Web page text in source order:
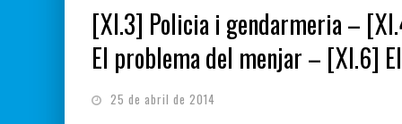
[XI.3] Policia i gendarmeria –
El problema del menjar – [XI.6]
25 de abril de 2014